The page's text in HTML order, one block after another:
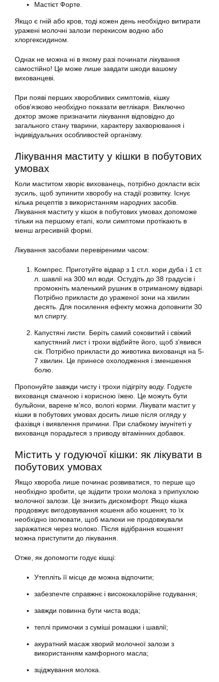
Мастієт Форте.
Якщо є гній або кров, тоді кожен день необхідно витирати
уражені молочні залози перекисом водню або
хлоргексидином.
Однак не можна ні в якому разі починати лікування
самостійно! Це може лише завдати шкоди вашому
вихованцеві.
При появі перших хворобливих симптомів, кішку
обов’язково необхідно показати ветлікаря. Виключно
доктор зможе призначити лікування відповідно до
загального стану тварини, характеру захворювання і
індивідуальних особливостей організму.
Лікування маститу у кішки в побутових
умовах
Коли маститом хворіє вихованець, потрібно докласти всіх
зусиль, щоб зупинити хворобу на стадії розвитку. Існує
кілька рецептів з використанням народних засобів.
Лікування маститу у кішок в побутових умовах допоможе
тільки на першому етапі, коли симптоми протікають в
менш агресивній формі.
Лікування засобами перевіреними часом:
Компрес. Приготуйте відвар з 1 ст.л. кори дуба і 1 ст.
л. шавлії на 300 мл води. Остудіть до 38 градусів і
промокніть маленький рушник в отриманому відварі.
Потрібно прикласти до ураженої зони на хвилин
десять. Для посилення ефекту можна доповнити 30
мл спирту.
Капустяні листи. Беріть самий соковитий і свіжий
капустяний лист і трохи відбийте його, щоб з’явився
сік. Потрібно прикласти до животика вихованця на 5-
7 хвилин. Це принесе охолодження і зменшення
болю.
Пропонуйте завжди чисту і трохи підігріту воду. Годуєте
вихованця смачною і корисною їжею. Це можуть бути
бульйони, варене м’ясо, вологі корми. Лікувати мастит у
кішки в побутових умовах досить лише після огляду у
фахівця і виявлення причини. При слабкому імунітеті у
вихованця порадьтеся з приводу вітамінних добавок.
Містить у годуючої кішки: як лікувати в
побутових умовах
Якщо хвороба лише починає розвиватися, то перше що
необхідно зробити, це зцідити трохи молока з припухлою
молочної залози. Це знизить дискомфорт. Якщо кішка
продовжує вигодовування кошеня або кошенят, то їх
необхідно ізолювати, щоб малюки не продовжували
заражатися через молоко. Після відібрання кошенят
можна приступити до лікування.
Отже, як допомогти годує кішці:
Утепліть її місце де можна відпочити;
забезпечте справжнє і висококалорійне годування;
завжди повинна бути чиста вода;
теплі примочки з суміші ромашки і шавлії;
акуратний масаж хворий молочної залози з
використанням камфорного масла;
зціджування молока.